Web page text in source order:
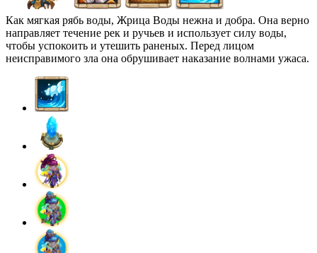
Как мягкая рябь воды, Жрица Воды нежна и добра. Она верно
направляет течение рек и ручьев и использует силу воды,
чтобы успокоить и утешить раненых. Перед лицом
неисправимого зла она обрушивает наказание волнами ужаса.